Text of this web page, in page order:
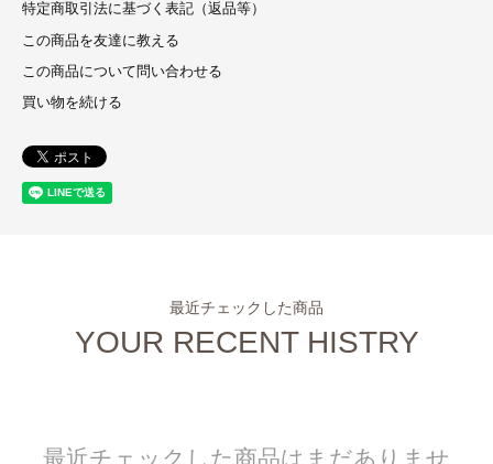
特定商取引法に基づく表記（返品等）
この商品を友達に教える
この商品について問い合わせる
買い物を続ける
最近チェックした商品
YOUR RECENT HISTRY
最近チェックした商品はまだありませ